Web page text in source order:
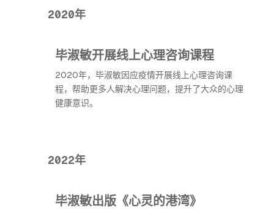
2020年
毕淑敏开展线上心理咨询课程
2020年，毕淑敏因应疫情开展线上心理咨询课
程，帮助更多人解决心理问题，提升了大众的心理
健康意识。
2022年
毕淑敏出版《心灵的港湾》